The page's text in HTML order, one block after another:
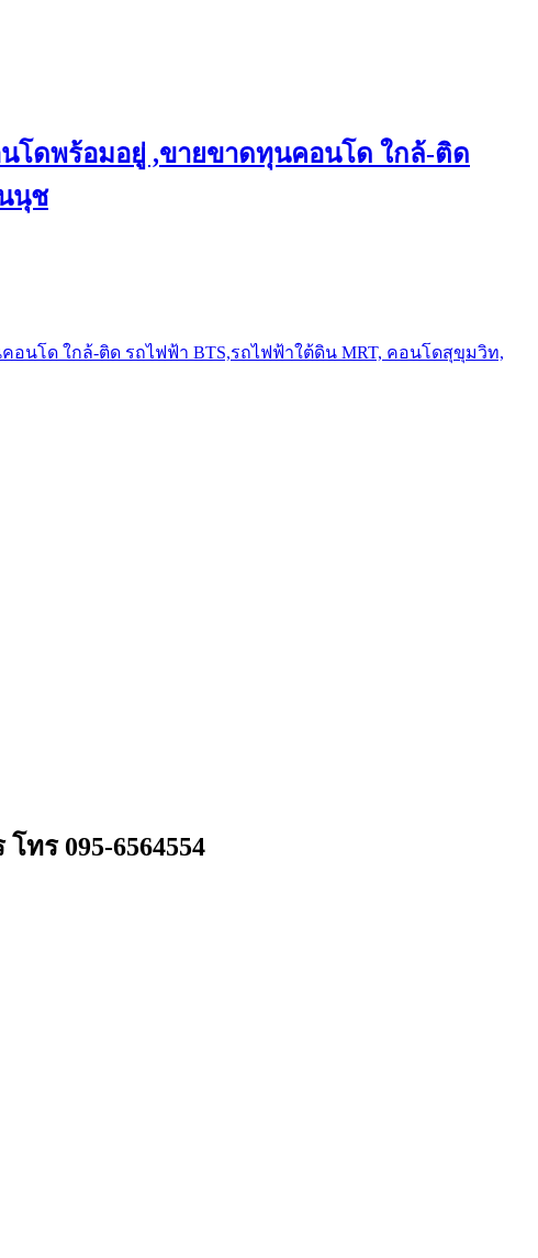
โดพร้อมอยู่ ,ขายขาดทุนคอนโด ใกล้-ติด
นุช
นโด ใกล้-ติด รถไฟฟ้า BTS,รถไฟฟ้าใต้ดิน MRT, คอนโดสุขุมวิท,
ทร 095-6564554